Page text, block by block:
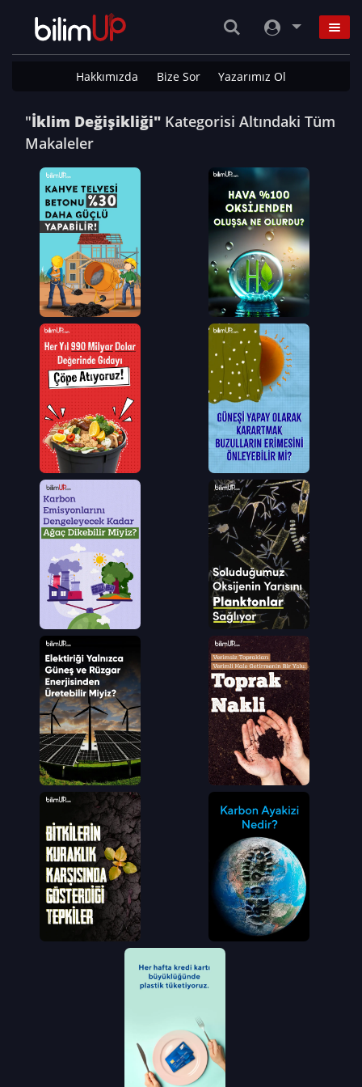
Hakkımızda Bize Sor Yazarımız Ol
"İklim Değişikliği" Kategorisi Altındaki Tüm
Makaleler